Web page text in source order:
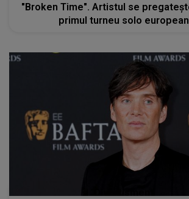
"Broken Time". Artistul se pregatește pentru
primul turneu solo european